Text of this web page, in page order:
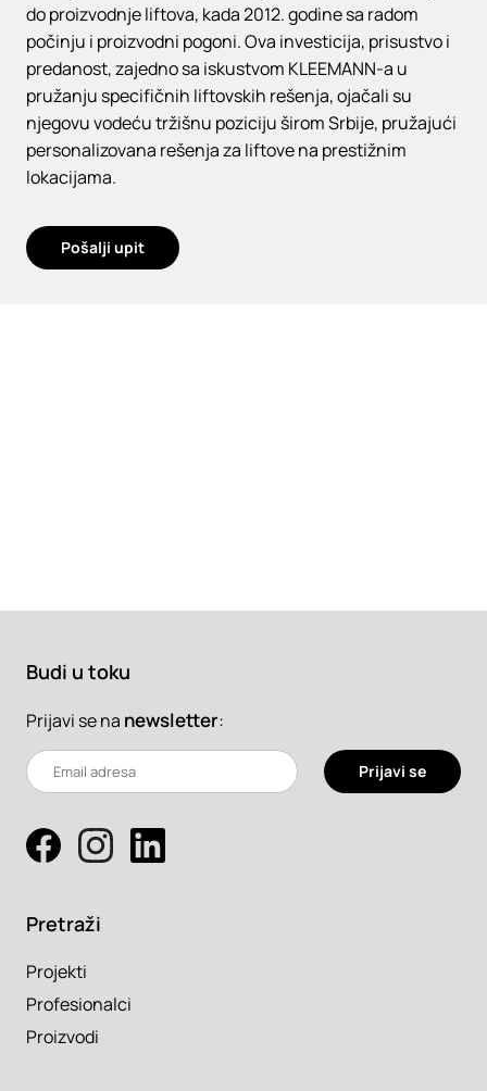
do proizvodnje liftova, kada 2012. godine sa radom
počinju i proizvodni pogoni. Ova investicija, prisustvo i
predanost, zajedno sa iskustvom KLEEMANN-a u
pružanju specifičnih liftovskih rešenja, ojačali su
njegovu vodeću tržišnu poziciju širom Srbije, pružajući
personalizovana rešenja za liftove na prestižnim
lokacijama.
Pošalji upit
Budi u toku
Prijavi se na newsletter:
Prijavi se
Pretraži
Projekti
Profesionalci
Proizvodi